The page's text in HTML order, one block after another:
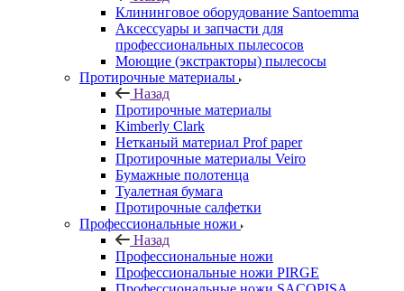
Клининговое оборудование Santoemma
Аксессуары и запчасти для
профессиональных пылесосов
Моющие (экстракторы) пылесосы
Протирочные материалы
Назад
Протирочные материалы
Kimberly Clark
Нетканый материал Prof paper
Протирочные материалы Veiro
Бумажные полотенца
Туалетная бумага
Протирочные салфетки
Профессиональные ножи
Назад
Профессиональные ножи
Профессиональные ножи PIRGE